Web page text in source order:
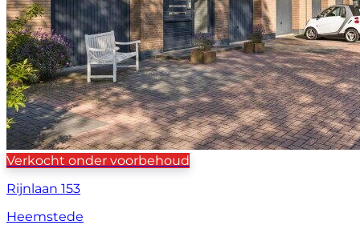
Verkocht onder voorbehoud
Rijnlaan 153
Heemstede